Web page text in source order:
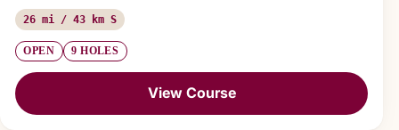
26 mi / 43 km S
OPEN 9 HOLES
View Course